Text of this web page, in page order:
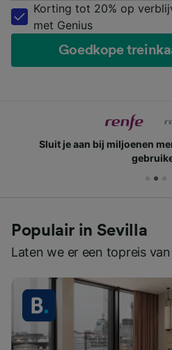
Korting tot 20% op
met Genius
Goedkope
Sluit je aan bij miljoenen
Populair in Sevilla
Laten we er een topreis